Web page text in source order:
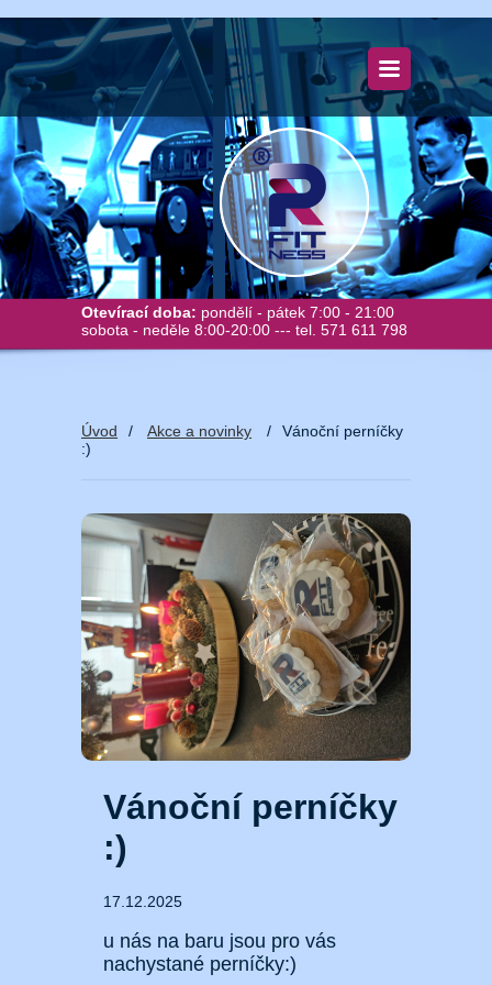
Otevírací doba: pondělí - pátek 7:00 - 21:00
sobota - neděle 8:00-20:00 --- tel. 571 611 798
Úvod / Akce a novinky /
Vánoční perníčky
:)
Vánoční perníčky
:)
17.12.2025
u nás na baru jsou pro vás
nachystané perníčky:)